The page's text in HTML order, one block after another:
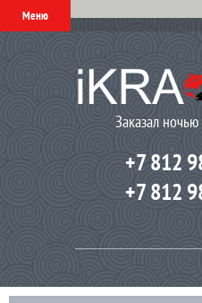
Меню
Заказал
+7 812
+7 812